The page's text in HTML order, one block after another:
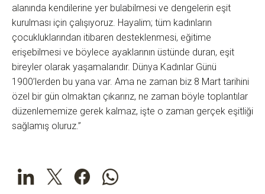
alanında kendilerine yer bulabilmesi ve dengelerin eşit
kurulması için çalışıyoruz. Hayalim; tüm kadınların
çocukluklarından itibaren desteklenmesi, eğitime
erişebilmesi ve böylece ayaklarının üstünde duran, eşit
bireyler olarak yaşamalarıdır. Dünya Kadınlar Günü
1900’lerden bu yana var. Ama ne zaman biz 8 Mart tarihini
özel bir gün olmaktan çıkarırız, ne zaman böyle toplantılar
düzenlememize gerek kalmaz, işte o zaman gerçek eşitliği
sağlamış oluruz.”